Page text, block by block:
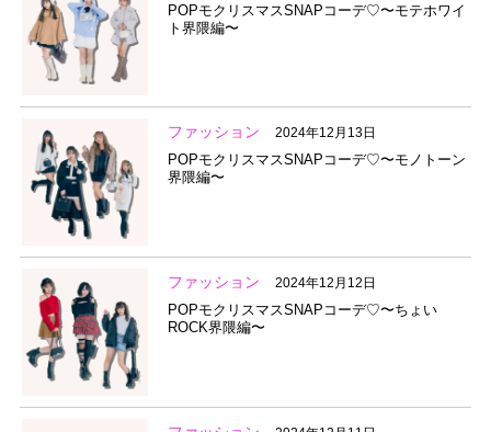
POPモクリスマスSNAPコーデ♡〜モテホワイ
ト界隈編〜
ファッション 2024年12月13日
POPモクリスマスSNAPコーデ♡〜モノトーン
界隈編〜
ファッション 2024年12月12日
POPモクリスマスSNAPコーデ♡〜ちょい
ROCK界隈編〜